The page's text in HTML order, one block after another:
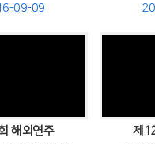
09-09
해외연주 제